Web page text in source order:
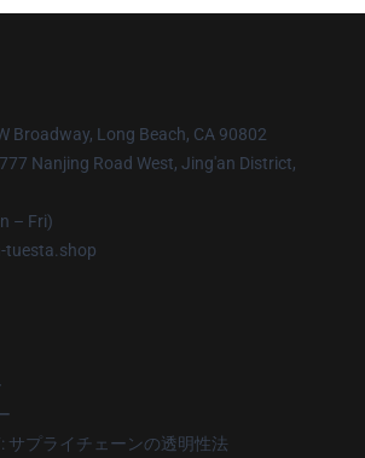
Broadway, Long Beach, CA 90802
Nanjing Road West, Jing'an District,
– Fri)
tuesta.shop
サプライチェーンの透明性法